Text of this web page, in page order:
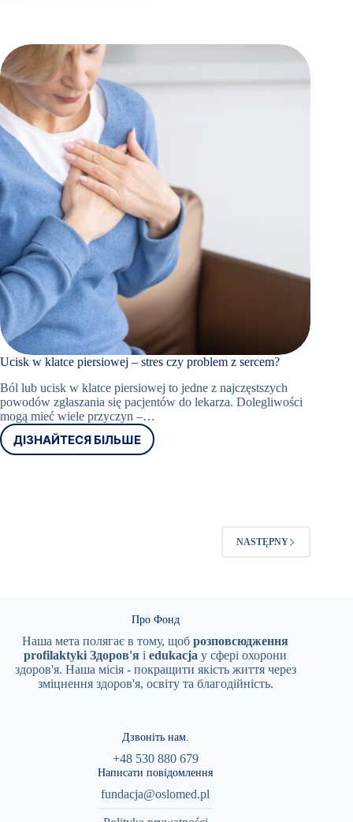
SPOCZYNKU
–
MOŻLIWE
PRZYCZYNY
Ucisk w klatce piersiowej – stres czy problem z sercem?
Ból lub ucisk w klatce piersiowej to jedne z najczęstszych
powodów zgłaszania się pacjentów do lekarza. Dolegliwości
mogą mieć wiele przyczyn –…
ДІЗНАЙТЕСЯ БІЛЬШЕ
UCISK
NASTĘPNY
Про Фонд
Наша мета полягає в тому, щоброзповсюдження
profilaktyki Здоров'я iedukacja у сфері охорони
здоров'я. Наша місія - покращити якість життя через
зміцнення здоров'я, освіту та благодійність.
Дзвоніть нам.
+48 530 880 679
Написати повідомлення
fundacja@oslomed.pl